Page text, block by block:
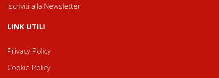
Iscriviti alla Newsletter
LINK UTILI
Privacy Policy
Cookie Policy